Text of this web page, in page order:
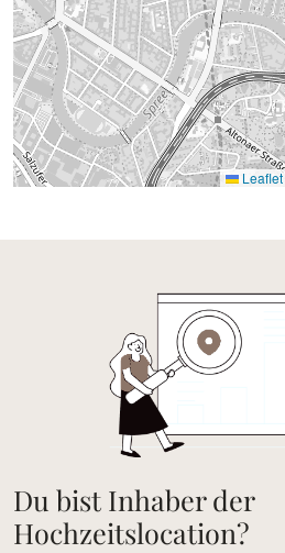
Leaflet
Du bist Inhaber der
Hochzeitslocation?